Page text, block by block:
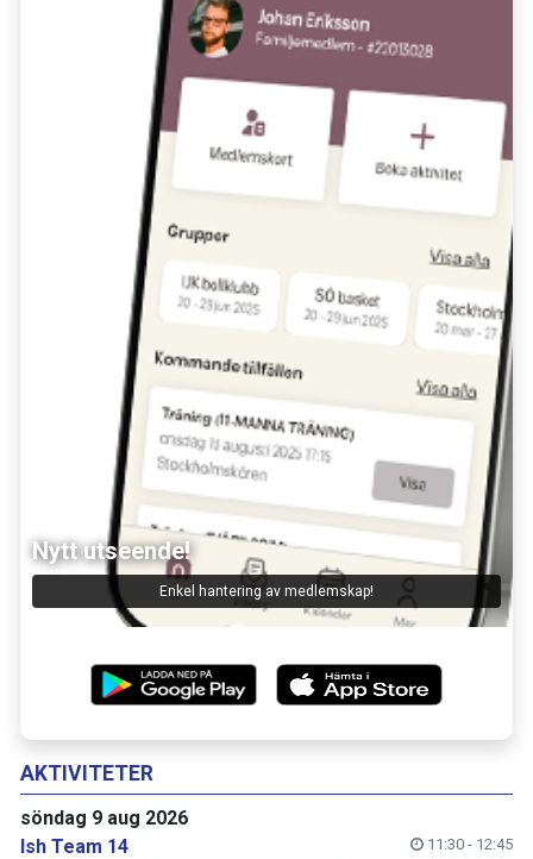
Nytt utseende!
Enkel hantering av medlemskap!
AKTIVITETER
söndag 9 aug 2026
Ish Team 14
11:30 - 12:45